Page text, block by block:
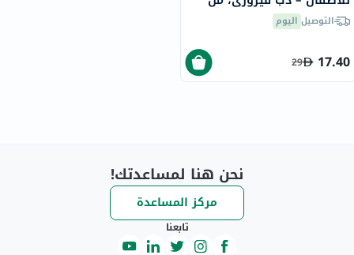
عمر 12+ شهر، 145 ملالتوصيل اليوم
17.40
29
نحن هنا لمساعدتك!
مركز المساعدة
تابعنا